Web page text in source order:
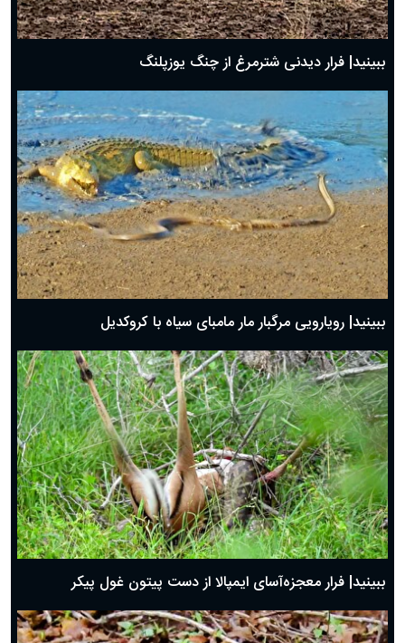
ببینید| فرار دیدنی شترمرغ از چنگ یوزپلنگ
ببینید| رویارویی مرگبار مار مامبای سیاه با کروکدیل
ببینید| فرار معجزه‌آسای ایمپالا از دست پیتون غول پیکر